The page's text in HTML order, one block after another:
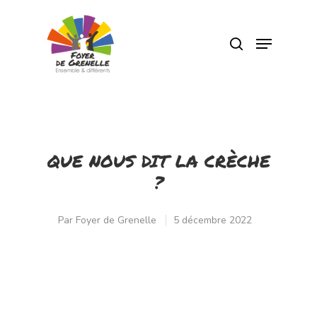
Pressez Entrée pour rechercher ou Echap
QUE NOUS DIT LA CRÈCHE
?
Par Foyer de Grenelle 5 décembre 2022